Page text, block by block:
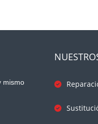
mismo